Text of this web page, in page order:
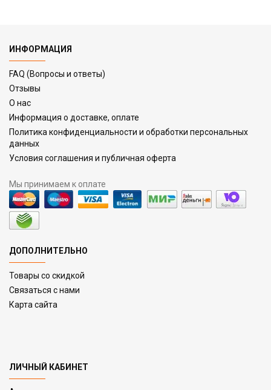
ИНФОРМАЦИЯ
FAQ (Вопросы и ответы)
Отзывы
О нас
Информация о доставке, оплате
Политика конфиденциальности и обработки персональных
данных
Условия соглашения и публичная оферта
Мы принимаем к оплате
ДОПОЛНИТЕЛЬНО
Товары со скидкой
Связаться с нами
Карта сайта
ЛИЧНЫЙ КАБИНЕТ